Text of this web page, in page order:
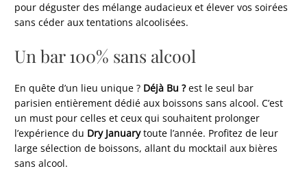
pour déguster des mélange audacieux et élever vos soirées
sans céder aux tentations alcoolisées.
Un bar 100% sans alcool
En quête d’un lieu unique ? Déjà Bu ?est le seul bar
parisien entièrement dédié aux boissons sans alcool. C’est
un must pour celles et ceux qui souhaitent prolonger
l’expérience du Dry Januarytoute l’année. Profitez de leur
large sélection de boissons, allant du mocktail aux bières
sans alcool.